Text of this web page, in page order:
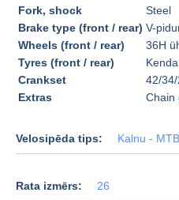
Fork, shock
Steel
Brake type (front / rear) V-
Wheels (front / rear)
36H
Tyres (front / rear)
Crankset
42/
Extras
Chain
Velosipēda tips: Kalnu - MTB
Rata izmērs: 26